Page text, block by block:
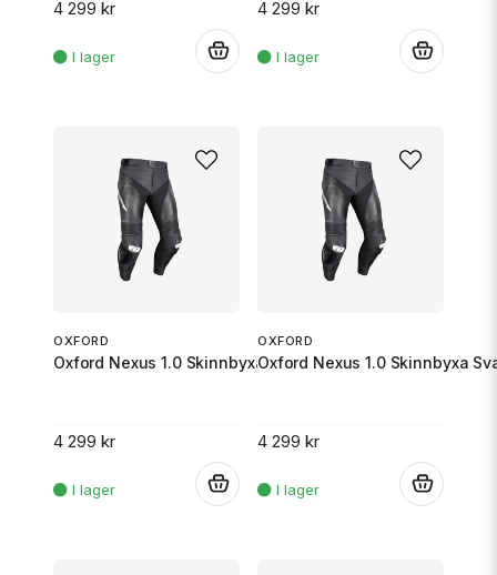
4 299 kr 4 299 kr
OXFORD
Oxford Nexus 1.0 Skinnbyxa Svart/Vit XL/52
4 299 kr
OXFORD
Oxford Nexus 1.0 Skinnbyxa
4 299 kr